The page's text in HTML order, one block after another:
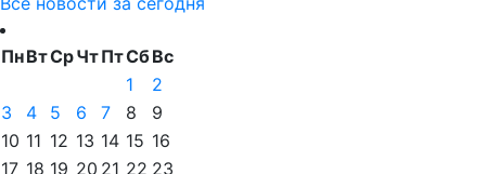
ПнВтСрЧтПтСбВс
1
2
3
4 5 6 7 8
9
10 11 12 13 14 15 16
17 18 19 20 21 22 23